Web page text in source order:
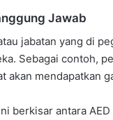
Jawab
jabatan yang di
Sebagai contoh,
akan mendapatkan
berkisar antara